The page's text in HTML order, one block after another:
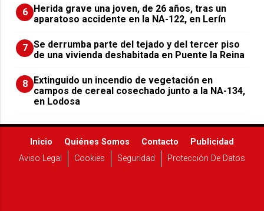
6 Herida grave una joven, de 26 años, tras un
aparatoso accidente en la NA-122, en Lerín
7 Se derrumba parte del tejado y del tercer piso
de una vivienda deshabitada en Puente la Reina
8 Extinguido un incendio de vegetación en
campos de cereal cosechado junto a la NA-134,
en Lodosa
Inicio Quiénes Somos Contacto
Publicidad
Aviso Legal
Cookies Seguridad Protección De Datos